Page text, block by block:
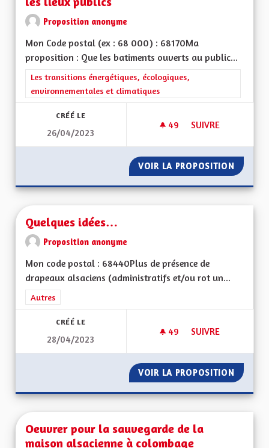
Proposition anonyme
Mon Code postal (ex : 68 000) : 68170Ma
proposition : Que les batiments ouverts au public...
Filtrer les résultats de la catégorie : Les transitions
Les transitions énergétiques, écologiques,
environnementales et climatiques
CRÉÉ LE
26/04/2023
49 49 ABONNÉS
SUIVRE
VOIR LA PROPOSITION
Quelques idées…
Proposition anonyme
Mon code postal : 68440Plus de présence de
drapeaux alsaciens (administratifs et/ou rot un...
Filtrer les résultats de la catégorie : Autres
Autres
CRÉÉ LE
28/04/2023
49 49 ABONNÉS
SUIVRE
VOIR LA PROPOSITION
Oeuvrer pour la sauvegarde de la
maison alsacienne à colombage